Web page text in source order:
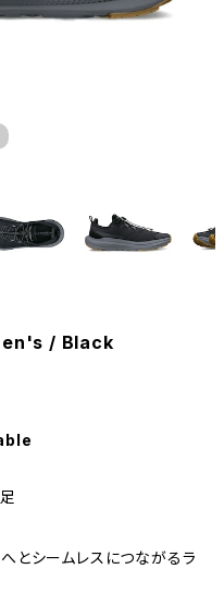
/ Black
とシームレスにつながるラ